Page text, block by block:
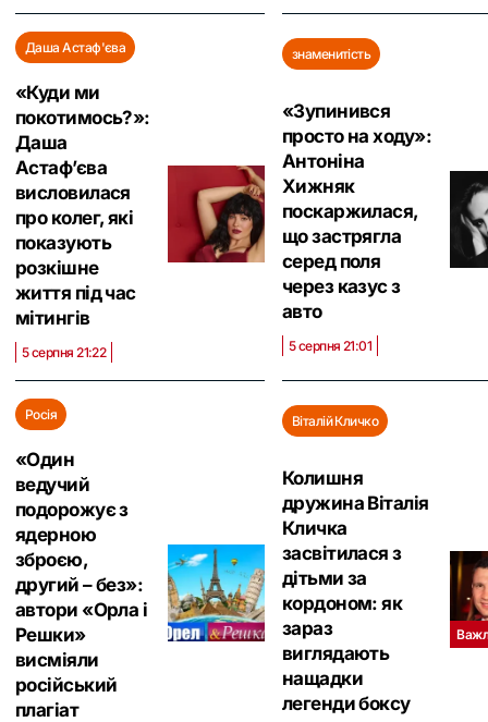
Даша Астаф'єва
«Куди ми
покотимось?»:
Даша
Астаф’єва
висловилася
про колег, які
показують
розкішне
життя під час
мітингів
5 серпня 21:22
знаменитість
«Зупинився
просто на ходу»:
Антоніна
Хижняк
поскаржилася,
що застрягла
серед поля
через казус з
авто
5 серпня 21:01
Росія
«Один
ведучий
подорожує з
ядерною
зброєю,
другий – без»:
автори «Орла і
Решки»
висміяли
російський
плагіат
Віталій Кличко
Колишня
дружина Віталія
Кличка
засвітилася з
дітьми за
кордоном: як
зараз
виглядають
нащадки
легенди боксу